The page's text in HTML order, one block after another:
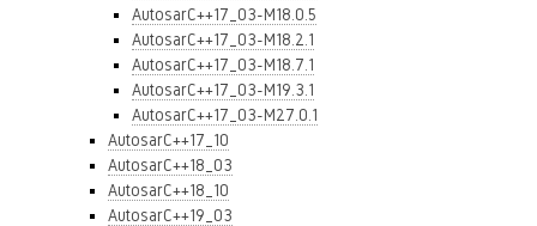
AutosarC++17_03-M18.0.5
AutosarC++17_03-M18.2.1
AutosarC++17_03-M18.7.1
AutosarC++17_03-M19.3.1
AutosarC++17_03-M27.0.1
AutosarC++17_10
AutosarC++18_03
AutosarC++18_10
AutosarC++19_03